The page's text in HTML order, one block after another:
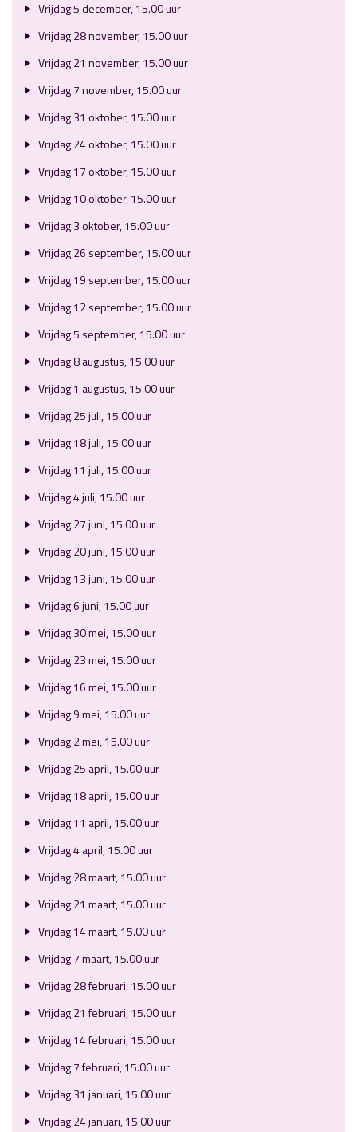
Vrijdag 5 december, 15.00 uur
Vrijdag 28 november, 15.00 uur
Vrijdag 21 november, 15.00 uur
Vrijdag 7 november, 15.00 uur
Vrijdag 31 oktober, 15.00 uur
Vrijdag 24 oktober, 15.00 uur
Vrijdag 17 oktober, 15.00 uur
Vrijdag 10 oktober, 15.00 uur
Vrijdag 3 oktober, 15.00 uur
Vrijdag 26 september, 15.00 uur
Vrijdag 19 september, 15.00 uur
Vrijdag 12 september, 15.00 uur
Vrijdag 5 september, 15.00 uur
Vrijdag 8 augustus, 15.00 uur
Vrijdag 1 augustus, 15.00 uur
Vrijdag 25 juli, 15.00 uur
Vrijdag 18 juli, 15.00 uur
Vrijdag 11 juli, 15.00 uur
Vrijdag 4 juli, 15.00 uur
Vrijdag 27 juni, 15.00 uur
Vrijdag 20 juni, 15.00 uur
Vrijdag 13 juni, 15.00 uur
Vrijdag 6 juni, 15.00 uur
Vrijdag 30 mei, 15.00 uur
Vrijdag 23 mei, 15.00 uur
Vrijdag 16 mei, 15.00 uur
Vrijdag 9 mei, 15.00 uur
Vrijdag 2 mei, 15.00 uur
Vrijdag 25 april, 15.00 uur
Vrijdag 18 april, 15.00 uur
Vrijdag 11 april, 15.00 uur
Vrijdag 4 april, 15.00 uur
Vrijdag 28 maart, 15.00 uur
Vrijdag 21 maart, 15.00 uur
Vrijdag 14 maart, 15.00 uur
Vrijdag 7 maart, 15.00 uur
Vrijdag 28 februari, 15.00 uur
Vrijdag 21 februari, 15.00 uur
Vrijdag 14 februari, 15.00 uur
Vrijdag 7 februari, 15.00 uur
Vrijdag 31 januari, 15.00 uur
Vrijdag 24 januari, 15.00 uur